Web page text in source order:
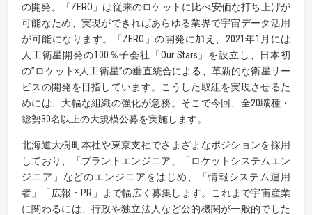
の開発。「ZERO」は従来のロケットに比べ安価な打ち上げが
可能なため、実現ができればあらゆる業界で宇宙データ活用
が可能になります。「ZERO」の開発に加え、2021年1月には
人工衛星開発の100％子会社「Our Stars」を設立し、日本初
の”ロケット×人工衛星”の垂直統合による、革新的な衛星サー
ビスの開発を目指しています。こうした取組を実現させるた
めには、大幅な組織の強化が急務。そこで今回、全20職種・
総勢30名以上の大規模公募を実施します。
北海道大樹町本社や東京支社でさまざまなポジションを採用
しており、「プラントエンジニア」「ロケットシステムエン
ジニア」などのエンジニアをはじめ、「情報システム運用
者」「広報・PR」まで幅広く募集します。これまで宇宙産業
に関わるには、行政や独立法人など公的機関が一般的でした